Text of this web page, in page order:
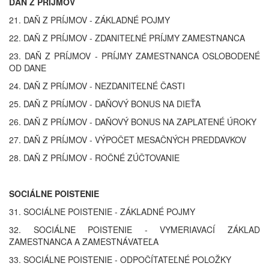
21. DAŇ Z PRÍJMOV - ZÁKLADNÉ POJMY
22. DAŇ Z PRÍJMOV - ZDANITEĽNÉ PRÍJMY ZAMESTNANCA
23. DAŇ Z PRÍJMOV - PRÍJMY ZAMESTNANCA OSLOBODENÉ
OD DANE
24. DAŇ Z PRÍJMOV - NEZDANITEĽNÉ ČASTI
25. DAŇ Z PRÍJMOV - DAŇOVÝ BONUS NA DIEŤA
26. DAŇ Z PRÍJMOV - DAŇOVÝ BONUS NA ZAPLATENÉ ÚROKY
27. DAŇ Z PRÍJMOV - VÝPOČET MESAČNÝCH PREDDAVKOV
28. DAŇ Z PRÍJMOV - ROČNÉ ZÚČTOVANIE
SOCIÁLNE POISTENIE
31. SOCIÁLNE POISTENIE - ZÁKLADNÉ POJMY
32. SOCIÁLNE POISTENIE - VYMERIAVACÍ ZÁKLAD
ZAMESTNANCA A ZAMESTNÁVATEĽA
33. SOCIÁLNE POISTENIE - ODPOČÍTATEĽNÉ POLOŽKY